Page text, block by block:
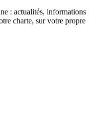
: actualités, informations
charte, sur votre propre